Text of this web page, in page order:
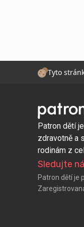
Tyto
Patron dětí
zdravotně a
rodinám z
Sledujte
Patron dětí je